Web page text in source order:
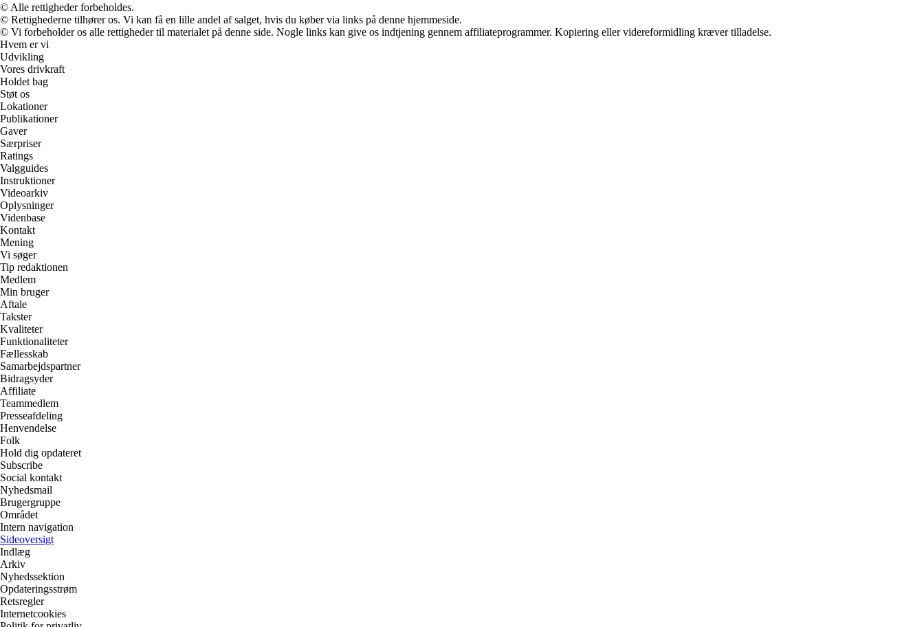
© Alle rettigheder forbeholdes.
© Rettighederne tilhører os. Vi kan få en lille andel af salget, hvis du køber via links på denne hjemmeside.
© Vi forbeholder os alle rettigheder til materialet på denne side. Nogle links kan give os indtjening gennem affiliateprogrammer. Kopiering eller videreformidling kræver tilladelse.
Hvem er vi
Udvikling
Vores drivkraft
Holdet bag
Støt os
Lokationer
Publikationer
Gaver
Særpriser
Ratings
Valgguides
Instruktioner
Videoarkiv
Oplysninger
Videnbase
Kontakt
Mening
Vi søger
Tip redaktionen
Medlem
Min bruger
Aftale
Takster
Kvaliteter
Funktionaliteter
Fællesskab
Samarbejdspartner
Bidragsyder
Affiliate
Teammedlem
Presseafdeling
Henvendelse
Folk
Hold dig opdateret
Subscribe
Social kontakt
Nyhedsmail
Brugergruppe
Området
Intern navigation
Sideoversigt
Indlæg
Arkiv
Nyhedssektion
Opdateringsstrøm
Retsregler
Internetcookies